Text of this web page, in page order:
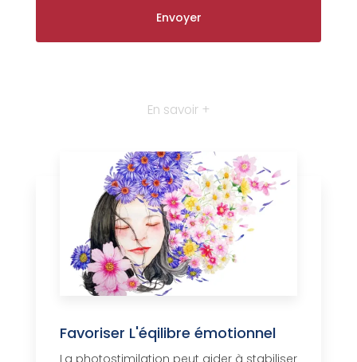
En savoir +
Favoriser L'éqilibre émotionnel
La photostimilation peut aider à stabiliser